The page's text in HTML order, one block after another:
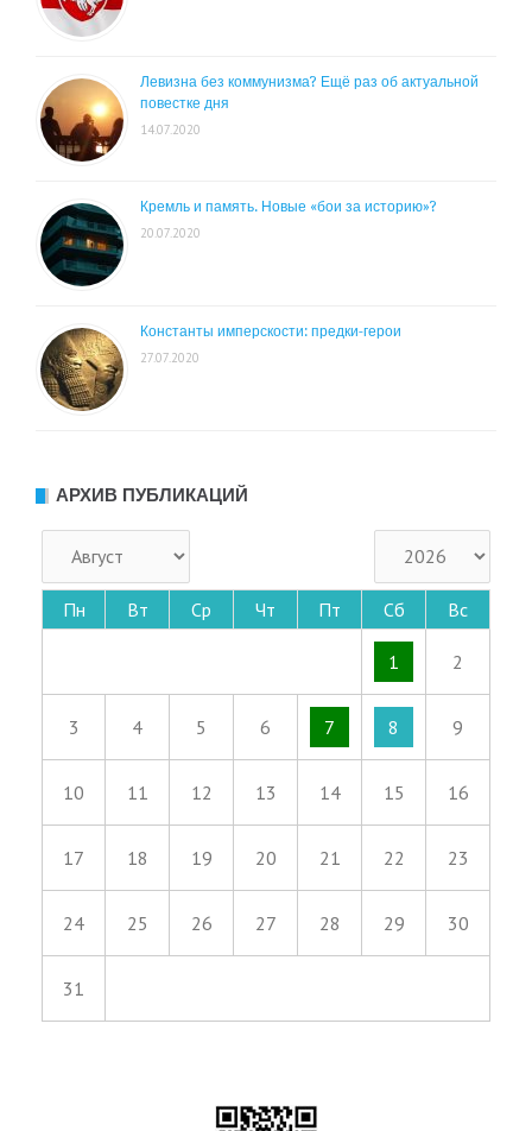
Левизна без коммунизма? Ещё раз об актуальной
повестке дня
14.07.2020
Кремль и память. Новые «бои за историю»?
20.07.2020
Константы имперскости: предки-герои
27.07.2020
АРХИВ ПУБЛИКАЦИЙ
Пн Вт Ср Чт Пт Сб Вс
1 2
3 4 5 6 7 8 9
10 11 12 13 14 15 16
17 18 19 20 21 22 23
24 25 26 27 28 29 30
31